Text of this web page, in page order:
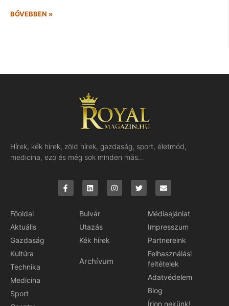
BŐVEBBEN »
Hírek, kék hírek, zöld hírek, gazdaság, sport, életmód,
medicina, ezo és még sok minden más…
Főoldal
Aktuális
Gazdaság
Kultúra
Technika
Medicina
Sport
Bulvár
Utazás
Kék hírek
Archívum
Médiaajánlat
Impresszum
Partnereink
Felhasználási
feltételek
Adatvédelem
Blog
Írjon nekünk!